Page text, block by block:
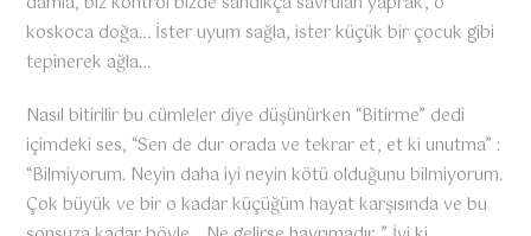
koskoca doğa… İster uyum sağla, ister küçük bir çocuk gibi
tepinerek ağla…
Nasıl bitirilir bu cümleler diye düşünürken “Bitirme” dedi
içimdeki ses, “Sen de dur orada ve tekrar et, et ki unutma” :
“Bilmiyorum. Neyin daha iyi neyin kötü olduğunu bilmiyorum.
Çok büyük ve bir o kadar küçüğüm hayat karşısında ve bu